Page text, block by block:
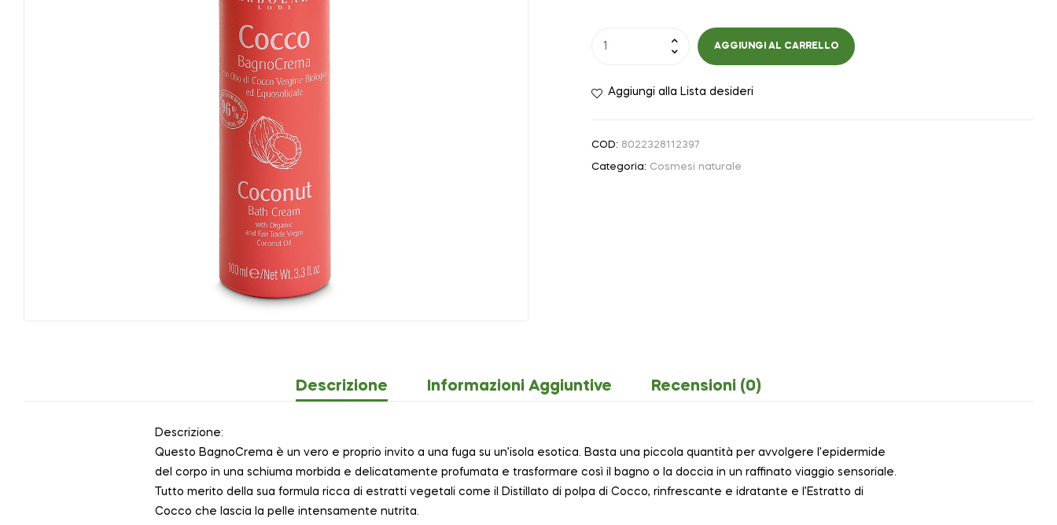
AGGIUNGI AL CARRELLO
Aggiungi alla Lista desideri
COD: 8022328112397
Categoria: Cosmesi naturale
Descrizione Informazioni Aggiuntive Recensioni (0)
Descrizione:
Questo BagnoCrema è un vero e proprio invito a una fuga su un’isola esotica. Basta una piccola quantità per avvolgere l’epidermide
del corpo in una schiuma morbida e delicatamente profumata e trasformare così il bagno o la doccia in un raffinato viaggio sensoriale.
Tutto merito della sua formula ricca di estratti vegetali come il Distillato di polpa di Cocco, rinfrescante e idratante e l’Estratto di
Cocco che lascia la pelle intensamente nutrita.